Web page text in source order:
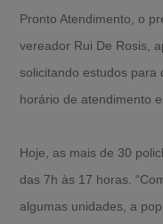
Pronto Atendimento, o
vereador Rui De Rosis,
solicitando estudos para
horário de atendimento
Hoje, as mais de 30
das 7h às 17 horas.
algumas unidades, a